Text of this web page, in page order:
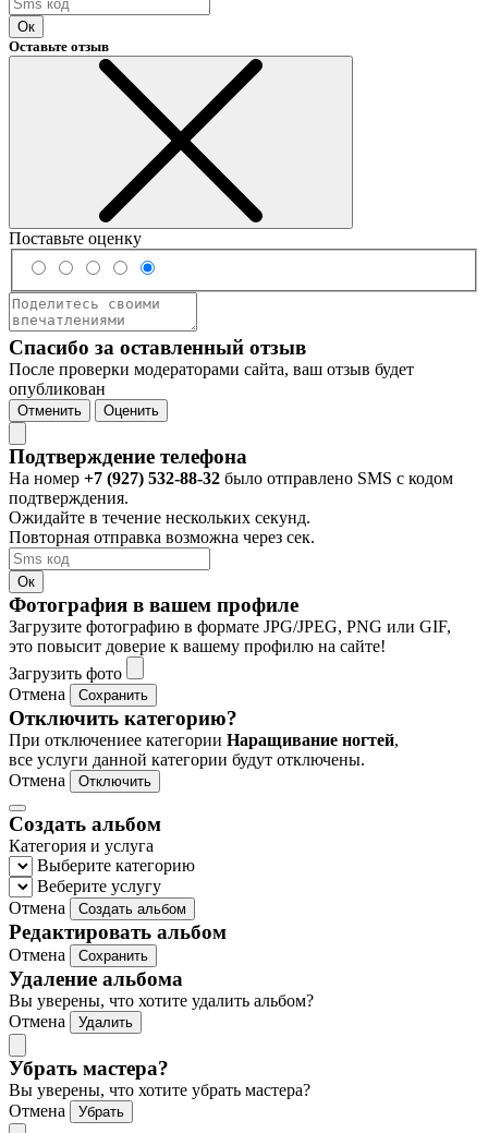
Ок
Оставьте отзыв
Поставьте оценку
Спасибо за оставленный отзыв
После проверки модераторами сайта, ваш отзыв будет
опубликован
Отменить Оценить
Подтверждение телефона
На номер +7 (927) 532-88-32 было отправлено SMS с кодом
подтверждения.
Ожидайте в течение нескольких секунд.
Повторная отправка возможна через сек.
Ок
Фотография в вашем профиле
Загрузите фотографию в формате JPG/JPEG, PNG или GIF,
это повысит доверие к вашему профилю на сайте!
Загрузить фото
Отмена
Сохранить
Отключить категорию?
При отключениее категории Наращивание ногтей,
все услуги данной категории будут отключены.
Отмена
Отключить
Создать альбом
Категория и услуга
Выберите категорию
Веберите услугу
Отмена
Создать альбом
Редактировать альбом
Отмена Сохранить
Удаление альбома
Вы уверены, что хотите удалить альбом?
Отмена
Удалить
Убрать мастера?
Вы уверены, что хотите убрать мастера?
Отмена
Убрать